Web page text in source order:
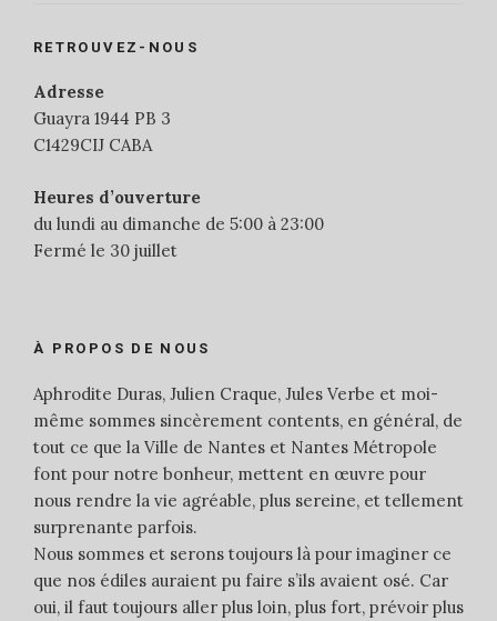
RETROUVEZ-NOUS
Adresse
Guayra 1944 PB 3
C1429CIJ CABA
Heures d’ouverture
du lundi au dimanche de 5:00 à 23:00
Fermé le 30 juillet
À PROPOS DE NOUS
Aphrodite Duras, Julien Craque, Jules Verbe et moi-
même sommes sincèrement contents, en général, de
tout ce que la Ville de Nantes et Nantes Métropole
font pour notre bonheur, mettent en œuvre pour
nous rendre la vie agréable, plus sereine, et tellement
surprenante parfois.
Nous sommes et serons toujours là pour imaginer ce
que nos édiles auraient pu faire s’ils avaient osé. Car
oui, il faut toujours aller plus loin, plus fort, prévoir plus